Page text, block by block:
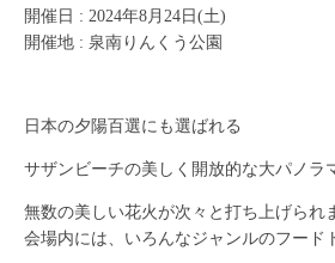
開催日 : 2024年8月24日(土)
開催地 : 泉南りんくう公園
日本の夕陽百選にも選ばれる
サザンビーチの美しく開放的な大パノラ
無数の美しい花火が次々と打ち上げられ
会場内には、いろんなジャンルのフード